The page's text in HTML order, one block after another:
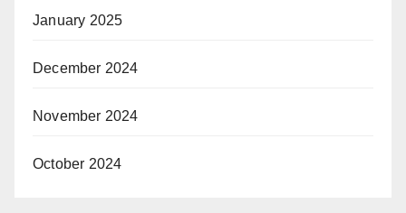
January 2025
December 2024
November 2024
October 2024